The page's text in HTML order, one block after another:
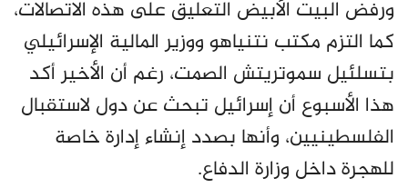
ورفض البيت الأبيض التعليق على هذه الاتصالات،
كما التزم مكتب نتنياهو ووزير المالية الإسرائيلي
بتسلئيل سموتريتش الصمت، رغم أن الأخير أكد
هذا الأسبوع أن إسرائيل تبحث عن دول لاستقبال
الفلسطينيين، وأنها بصدد إنشاء إدارة خاصة
للهجرة داخل وزارة الدفاع.